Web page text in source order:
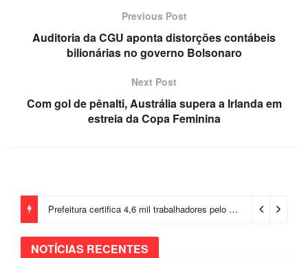
Previous Post
Auditoria da CGU aponta distorções contábeis
bilionárias no governo Bolsonaro
Next Post
Com gol de pênalti, Austrália supera a Irlanda em
estreia da Copa Feminina
Prefeitura certifica 4,6 mil trabalhadores pelo programa Treinar para Empregar e realiza Feirão de Empregabilidade
NOTÍCIAS RECENTES